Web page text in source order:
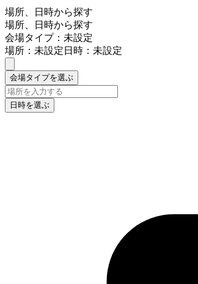
場所、日時から探す
場所、日時から探す
会場タイプ：未設定
場所：未設定日時：未設定
会場タイプを選ぶ
日時を選ぶ